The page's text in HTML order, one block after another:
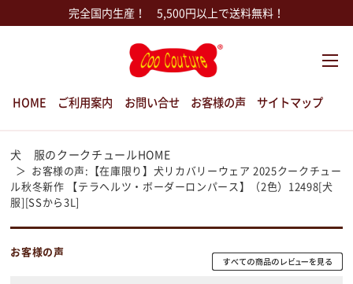
完全国内生産！ 5,500円以上で送料無料！
HOME ご利用案内 お問い合せ お客様の声 サイトマップ
犬 服のクークチュールHOME
お客様の声:【在庫限り】犬リカバリーウェア 2025クークチュー
ル秋冬新作 【テラヘルツ・ボーダーロンパース】（2色）12498[犬
服][SSから3L]
お客様の声